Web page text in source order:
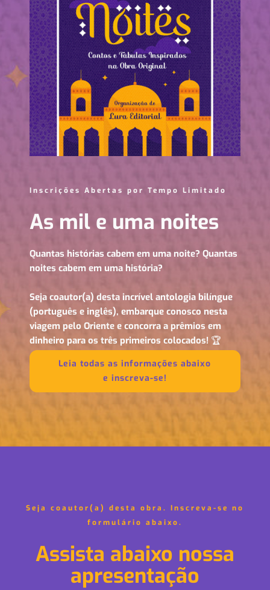
Inscrições Abertas por Tempo Limitado
As mil e uma noites
Quantas histórias cabem em uma noite? Quantas
noites cabem em uma história?
Seja coautor(a) desta incrível antologia bilíngue
(português e inglês), embarque conosco nesta
viagem pelo Oriente e concorra a prêmios em
dinheiro para os três primeiros colocados!🏆
Leia todas as informações abaixo
e inscreva-se!
Seja coautor(a) desta obra. Inscreva-se no
formulário abaixo.
Assista abaixo nossa
apresentação